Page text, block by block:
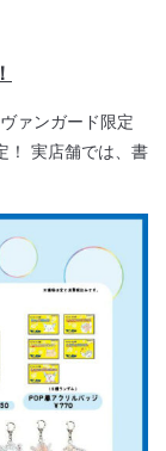
ァンガード限定
！ 実店舗では、書